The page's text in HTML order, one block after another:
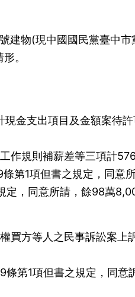
建物(現中國國民黨臺中市
。
現金支出項目及金額案待
作規則補薪差等三項計
第1項但書之規定，同意
定，同意所請，餘98萬
買方等人之民事訴訟案上
條第1項但書之規定，同意